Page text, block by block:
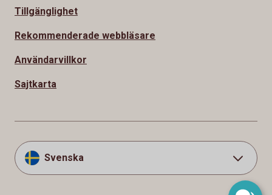
Tillgänglighet
Rekommenderade webbläsare
Användarvillkor
Sajtkarta
Svenska